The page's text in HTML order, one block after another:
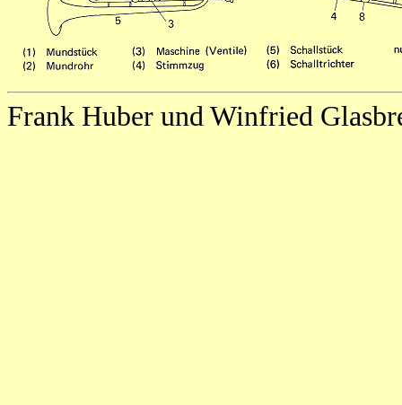
Frank Huber und Winfried